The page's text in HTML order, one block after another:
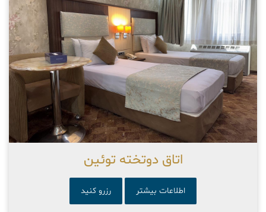
اتاق دوتخته توئین
رزرو کنید اطلاعات بیشتر